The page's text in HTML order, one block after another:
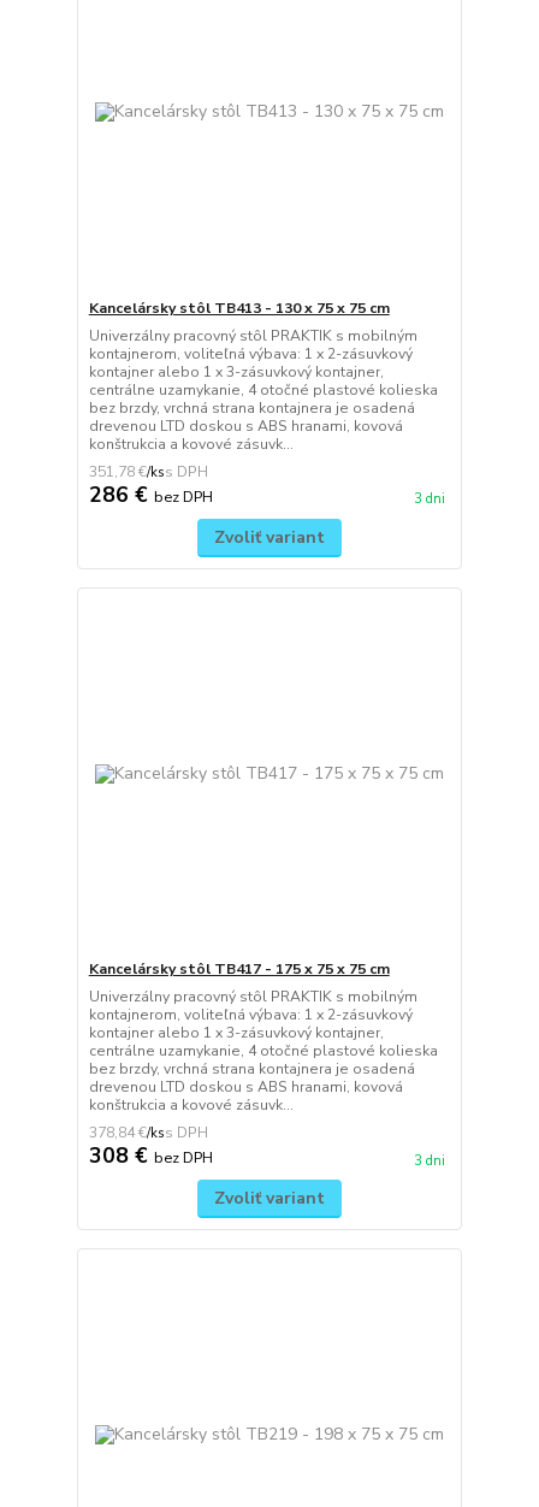
Kancelársky stôl TB413 - 130 x 75 x 75 cm
Univerzálny pracovný stôl PRAKTIK s mobilným
kontajnerom, voliteľná výbava: 1 x 2-zásuvkový
kontajner alebo 1 x 3-zásuvkový kontajner,
centrálne uzamykanie, 4 otočné plastové kolieska
bez brzdy, vrchná strana kontajnera je osadená
drevenou LTD doskou s ABS hranami, kovová
konštrukcia a kovové zásuvk...
351,78 €/ks
286 € bez DPH 3 dni
Zvoliť variant
Kancelársky stôl TB417 - 175 x 75 x 75 cm
Univerzálny pracovný stôl PRAKTIK s mobilným
kontajnerom, voliteľná výbava: 1 x 2-zásuvkový
kontajner alebo 1 x 3-zásuvkový kontajner,
centrálne uzamykanie, 4 otočné plastové kolieska
bez brzdy, vrchná strana kontajnera je osadená
drevenou LTD doskou s ABS hranami, kovová
konštrukcia a kovové zásuvk...
378,84 €/ks
308 € bez DPH 3 dni
Zvoliť variant